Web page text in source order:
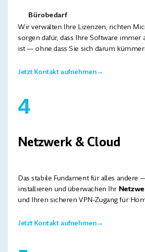
Bürobedarf
Wir verwalten Ihre Lizenzen, richten
sorgen dafür, dass Ihre Software immer
ist — ohne dass Sie sich darum
Jetzt Kontakt aufnehmen→
4
Netzwerk & Cloud
Das stabile Fundament für alles andere
installieren und überwachen Ihr
und Ihren sicheren VPN-Zugang für
Jetzt Kontakt aufnehmen→